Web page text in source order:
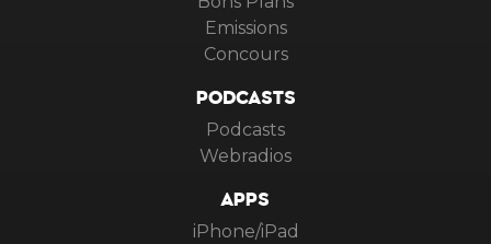
Emissions
Concours
PODCASTS
Podcasts
Webradios
APPS
iPhone/iPad